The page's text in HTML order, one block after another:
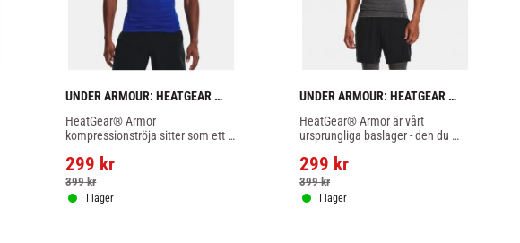
UNDER ARMOUR: HEATGEAR
KOMPRESSIONSTRÖJA - BLÅ
HeatGear® Armor
kompressionströja sitter som ett
träning, som rashguard royal blå
färg.
299 kr
399kr
I lager
UNDER ARMOUR: HEATGEAR
KOMPRESSIONSTRÖJA - GRÅ
HeatGear® Armor är vårt
ursprungliga baslager - den du
färg.
299 kr
399kr
I lager